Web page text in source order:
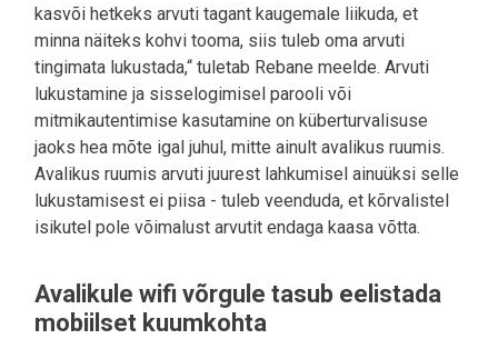
kasvõi hetkeks arvuti tagant kaugemale liikuda, et
minna näiteks kohvi tooma, siis tuleb oma arvuti
tingimata lukustada,“ tuletab Rebane meelde. Arvuti
lukustamine ja sisselogimisel parooli või
mitmikautentimise kasutamine on küberturvalisuse
jaoks hea mõte igal juhul, mitte ainult avalikus ruumis.
Avalikus ruumis arvuti juurest lahkumisel ainuüksi selle
lukustamisest ei piisa - tuleb veenduda, et kõrvalistel
isikutel pole võimalust arvutit endaga kaasa võtta.
Avalikule wifi võrgule tasub eelistada
mobiilset kuumkohta